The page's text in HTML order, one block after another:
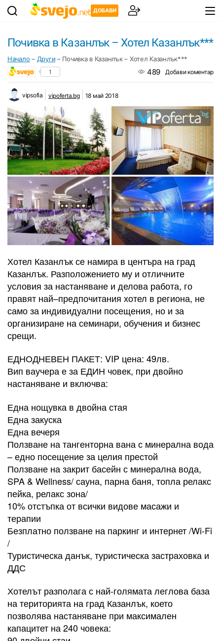
ДОБАВИ
Почивка в Казанлък – Хотел Казанлък***
Начало – Други – Почивка в Казанлък – Хотел Казанлък***
1 489 Добави коментар
vipsofia vipoferta.bg 18 май 2018
Хотел Казанлък се намира в центъра на град
Казанлък. Разположението му и отличните
условия за настаняване и делова работа, го
правят най–предпочитания хотел в региона, не
само за индивидуални посещения, но и за
организиране на семинари, обучения и бизнес
срещи.
ЕДНОДНЕВЕН ПАКЕТ: VIP цена: 49лв.
Вип ваучера е за ЕДИН човек, при двойно
настаняване и включва:
Една нощувка в двойна стая
Една закуска
Една вечеря
Ползване на тангенторна вана с минерална вода
– едно посещение за целия престой
Ползване на закрит басейн с минерална вода,
SPA & Wellness/ сауна, парна баня, топла релакс
пейка, релакс зона/
10% отстъпка от всички видове масажи и
терапии
Безплатно ползване на паркинг и интернет /Wi-Fi
/
Туристическа данък, туристическа застраховка и
ДДС
Хотелът разполага с най-голямата леглова база
на територията на град Казанлък, което
позволява настаняване при максимален
капацитет на 240 човека: